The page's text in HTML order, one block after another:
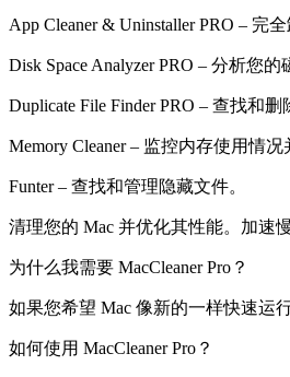
App Cleaner & Uninstaller PRO – 完
Disk Space Analyzer PRO – 分析您
Duplicate File Finder PRO – 查找和
Memory Cleaner – 监控内存使用情
Funter – 查找和管理隐藏文件。
清理您的 Mac 并优化其性能。加速
为什么我需要 MacCleaner Pro？
如果您希望 Mac 像新的一样快速运
如何使用 MacCleaner Pro？